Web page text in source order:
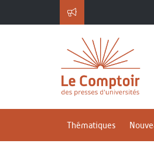
Thématiques